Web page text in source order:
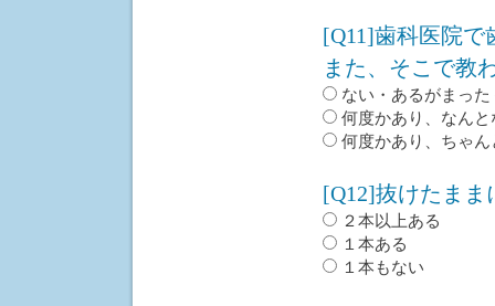
[Q11]歯科医院で
また、そこで教
ない・あるがまっ
何度かあり、なん
何度かあり、ちゃ
[Q12]抜けたまま
２本以上ある
１本ある
１本もない